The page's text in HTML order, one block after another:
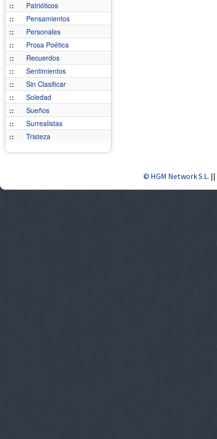
::
Patrióticos
::
Pensamientos
::
Personales
::
Prosa Poética
::
Recuerdos
::
Sentimientos
::
Sin Clasificar
::
Soledad
::
Sueños
::
Surrealistas
::
Tristeza
© HGM Network S.L. ||